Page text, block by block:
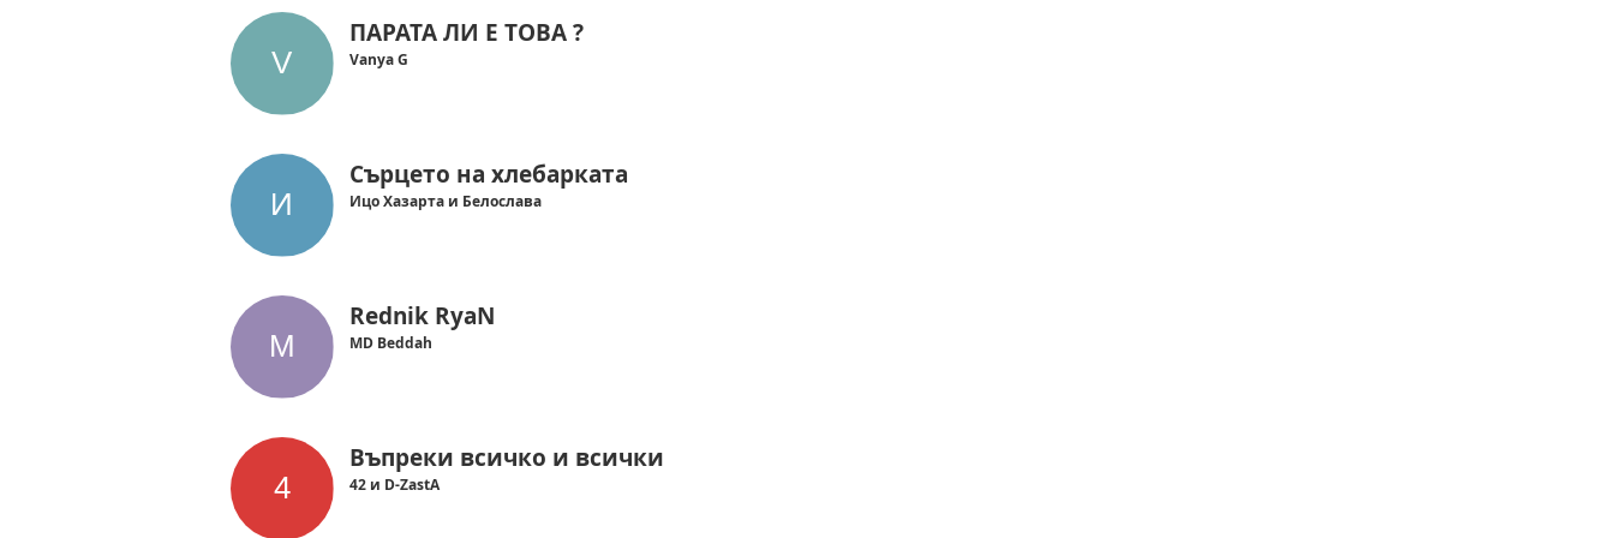
ПАРАТА ЛИ Е ТОВА ?
Vanya G
Сърцето на хлебарката
Ицо Хазарта и Белослава
Rednik RyaN
MD Beddah
Въпреки всичко и всички
42 и D-ZastA